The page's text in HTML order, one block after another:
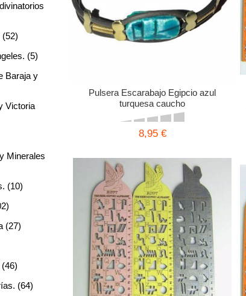
Pulsera Escarabajo Egipcio azul
turquesa caucho
8,95 €
(5)
Baraja y
Victoria
Minerales
(10)
(27)
(64)